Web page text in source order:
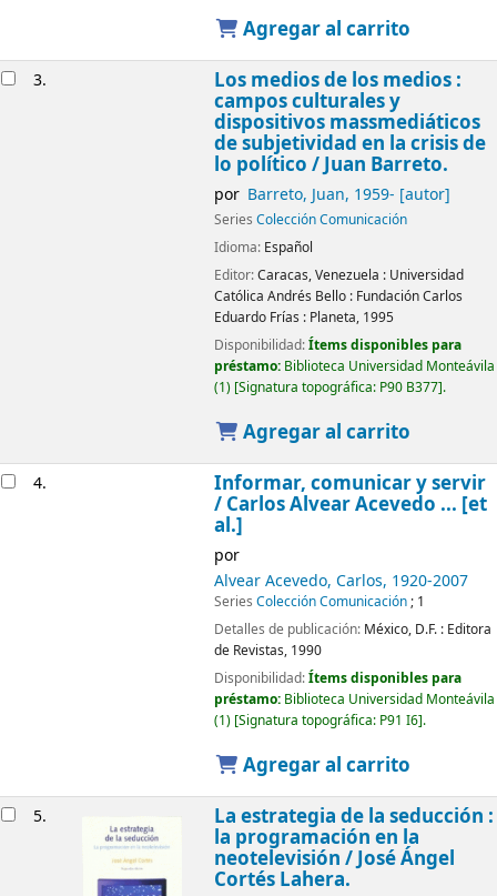
Agregar al carrito
3. Los medios de los medios :
campos culturales y
dispositivos massmediáticos
de subjetividad en la crisis de
lo político / Juan Barreto.
por Barreto, Juan, 1959- [autor]
Series Colección Comunicación
Idioma: Español
Editor:Caracas, Venezuela : Universidad
Católica Andrés Bello : Fundación Carlos
Eduardo Frías : Planeta, 1995
Disponibilidad:Ítems disponibles para
préstamo: Biblioteca Universidad Monteávila
(1) Signatura topográfica: P90 B377 .
Agregar al carrito
4. Informar, comunicar y servir
/ Carlos Alvear Acevedo ... [et
al.]
por
Alvear Acevedo, Carlos, 1920-2007
Series Colección Comunicación; 1
Detalles de publicación: México, D.F. : Editora
de Revistas, 1990
Disponibilidad:Ítems disponibles para
préstamo: Biblioteca Universidad Monteávila
(1) Signatura topográfica: P91 I6 .
Agregar al carrito
5. La estrategia de la seducción :
la programación en la
neotelevisión /José Ángel
Cortés Lahera.